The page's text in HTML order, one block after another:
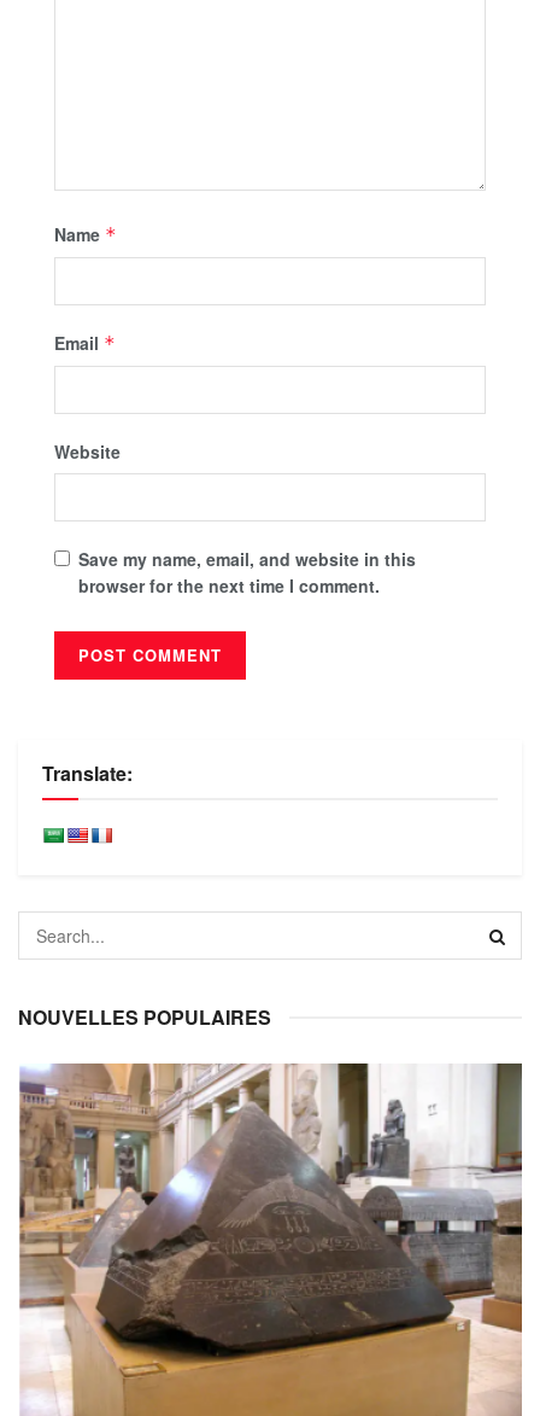
Name *
Email *
Website
Save my name, email, and website in this
browser for the next time I comment.
Translate:
NOUVELLES POPULAIRES